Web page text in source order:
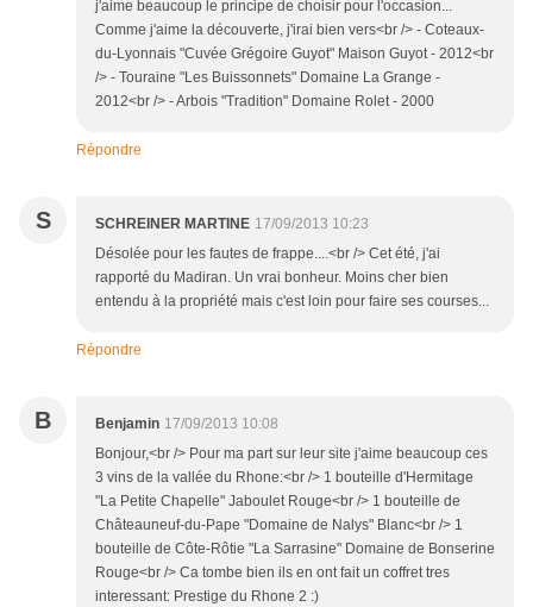
j'aime beaucoup le principe de choisir pour l'occasion...
Comme j'aime la découverte, j'irai bien vers<br /> - Coteaux-
du-Lyonnais "Cuvée Grégoire Guyot" Maison Guyot - 2012<br
/> - Touraine "Les Buissonnets" Domaine La Grange -
2012<br /> - Arbois "Tradition" Domaine Rolet - 2000
Répondre
S SCHREINER MARTINE 17/09/2013 10:23
Désolée pour les fautes de frappe....<br /> Cet été, j'ai
rapporté du Madiran. Un vrai bonheur. Moins cher bien
entendu à la propriété mais c'est loin pour faire ses courses...
Répondre
B Benjamin 17/09/2013 10:08
Bonjour,<br /> Pour ma part sur leur site j'aime beaucoup ces
3 vins de la vallée du Rhone:<br /> 1 bouteille d'Hermitage
"La Petite Chapelle" Jaboulet Rouge<br /> 1 bouteille de
Châteauneuf-du-Pape "Domaine de Nalys" Blanc<br /> 1
bouteille de Côte-Rôtie "La Sarrasine" Domaine de Bonserine
Rouge<br /> Ca tombe bien ils en ont fait un coffret tres
interessant: Prestige du Rhone 2 :)